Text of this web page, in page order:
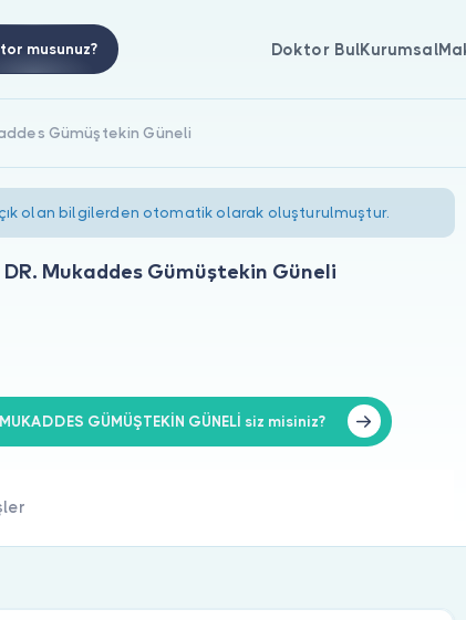
musunuz? Doktor BulKurumsal
Gümüştekin Güneli
olan bilgilerden otomatik olarak oluşturulmuştur.
DR. Mukaddes Gümüştekin Güneli
MUKADDES GÜMÜŞTEKİN GÜNELİ siz misiniz?